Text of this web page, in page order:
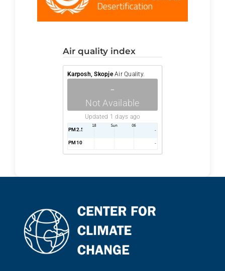
air quality index
Karposh, SkopjeAir Quality.
-
Not Available
Updated 1 days ago
PM2.5 AQI -
PM10 -